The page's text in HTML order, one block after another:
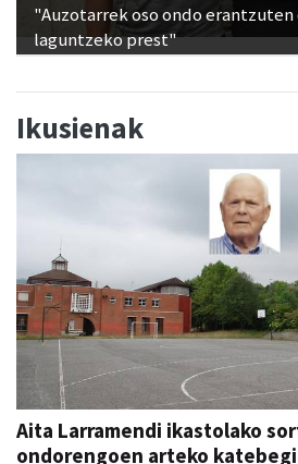
"Auzotarrek oso ondo
laguntzeko prest"
Ikusienak
Aita Larramendi ikastolako
ondorengoen arteko